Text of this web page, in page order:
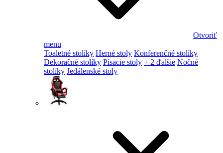
Otvoriť
menu
Toaletné stolíky Herné stoly Konferenčné stolíky
Dekoračné stolíky Písacie stoly + 2 ďalšie Nočné
stolíky Jedálenské stoly